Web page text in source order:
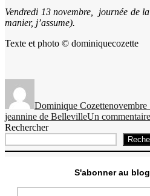
Vendredi 13 novembre, journée de
manier, j’assume).
Texte et photo © dominiquecozette
Dominique Cozettenovembre
jeannine de BellevilleUn commentaire
Rechercher
S'abonner au